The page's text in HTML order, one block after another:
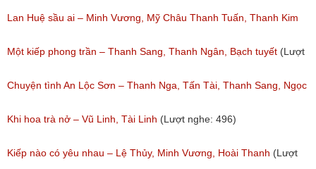
Lan Huệ sầu ai – Minh Vương, Mỹ Châu Thanh Tuấn, Thanh Kim
Huệ
(Lượt nghe: 2,628)
Một kiếp phong trần – Thanh Sang, Thanh Ngân, Bạch tuyết (Lượt
nghe: 925)
Chuyện tình An Lộc Sơn – Thanh Nga, Tấn Tài, Thanh Sang, Ngọc
Giàu
(Lượt nghe: 1,251)
Khi hoa trà nở – Vũ Linh, Tài Linh (Lượt nghe: 496)
Kiếp nào có yêu nhau – Lệ Thủy, Minh Vương, Hoài Thanh (Lượt